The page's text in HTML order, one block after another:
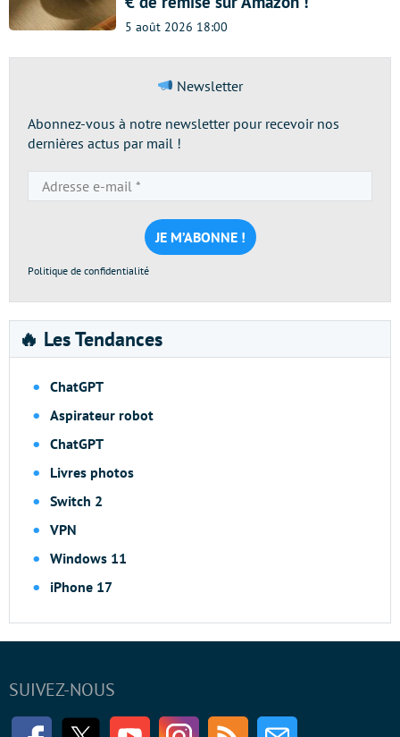
5 août 2026 18:00
Newsletter
Abonnez-vous à notre newsletter pour recevoir nos
dernières actus par mail !
e-
mail
*
Politique de confidentialité
🔥 Les Tendances
ChatGPT
Aspirateur robot
ChatGPT
Livres photos
Switch 2
VPN
Windows 11
iPhone 17
SUIVEZ-NOUS
FacebookTwitter Youtube InstagramRSS Newsletter